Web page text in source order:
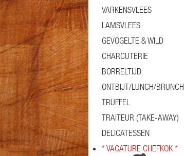
VARKENSVLEES
LAMSVLEES
GEVOGELTE & WILD
CHARCUTERIE
BORRELTIJD
ONTBIJT/LUNCH/BRUNCH
TRUFFEL
TRAITEUR (TAKE-AWAY)
DELICATESSEN
* VACATURE CHEFKOK *